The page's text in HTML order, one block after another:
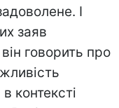
І
заяв
говорить про
контексті